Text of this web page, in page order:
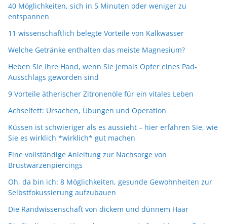
40 Möglichkeiten, sich in 5 Minuten oder weniger zu
entspannen
11 wissenschaftlich belegte Vorteile von Kalkwasser
Welche Getränke enthalten das meiste Magnesium?
Heben Sie Ihre Hand, wenn Sie jemals Opfer eines Pad-
Ausschlags geworden sind
9 Vorteile ätherischer Zitronenöle für ein vitales Leben
Achselfett: Ursachen, Übungen und Operation
Küssen ist schwieriger als es aussieht – hier erfahren Sie, wie
Sie es wirklich *wirklich* gut machen
Eine vollständige Anleitung zur Nachsorge von
Brustwarzenpiercings
Oh, da bin ich: 8 Möglichkeiten, gesunde Gewohnheiten zur
Selbstfokussierung aufzubauen
Die Randwissenschaft von dickem und dünnem Haar